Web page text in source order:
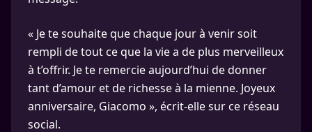
« Je te souhaite que chaque jour à venir soit
rempli de tout ce que la vie a de plus merveilleux
à t’offrir. Je te remercie aujourd’hui de donner
tant d’amour et de richesse à la mienne. Joyeux
anniversaire, Giacomo », écrit-elle sur ce réseau
social.